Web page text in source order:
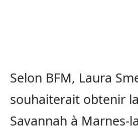
Selon BFM, Laura
souhaiterait obtenir
Savannah à Marnes-